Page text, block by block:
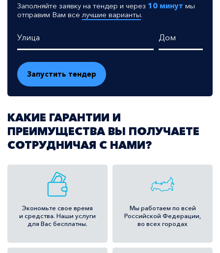
Заполняйте заявку на тендер и через 10 минут мы
отправим Вам все лучшие варианты.
Улица Дом
КАКИЕ ГАРАНТИИ И
ПРЕИМУЩЕСТВА ВЫ ПОЛУЧАЕТЕ
СОТРУДНИЧАЯ С НАМИ?
Экономьте свое время
и средства. Наши услуги
для Вас бесплатны.
Мы работаем по всей
Российской Федерации,
во всех городах